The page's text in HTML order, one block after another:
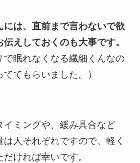
には、直前まで言わないで欲
えしておくのも大事です。
で眠れなくなる繊細くんなの
てもらいました。）
イミングや、緩み具合など
人それぞれですので、軽く
ければ幸いです。